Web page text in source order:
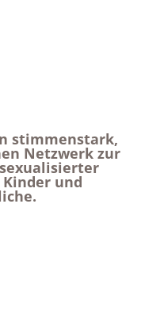
stimmenstark,
Netzwerk zur
und